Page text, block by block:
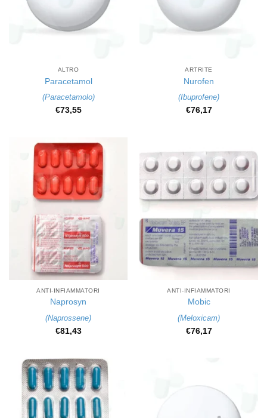
ALTRO
Paracetamol
(Paracetamolo)
€73,55
ARTRITE
Nurofen
(Ibuprofene)
€76,17
ANTI-INFIAMMATORI
Naprosyn
(Naprossene)
€81,43
ANTI-INFIAMMATORI
Mobic
(Meloxicam)
€76,17